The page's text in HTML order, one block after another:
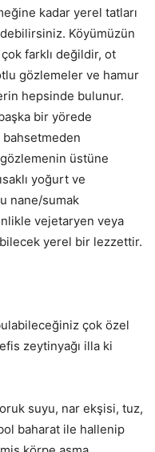
kadar yerel tatları
Köyümüzün
farklı değildir, ot
gözlemeler ve hamur
hepsinde bulunur.
bir yörede
bahsetmeden
üstüne
yoğurt ve
nane/sumak
vejetaryen veya
yerel bir lezzettir.
çok özel
zeytinyağı illa ki
suyu, nar ekşisi, tuz,
baharat ile hallenip